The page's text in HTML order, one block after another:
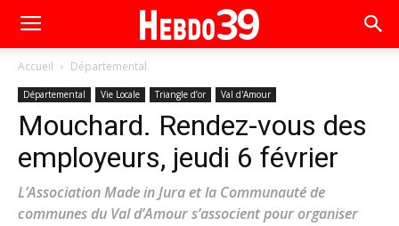
Accueil Départemental
Départemental Vie Locale Triangle d’or Val d'Amour
Mouchard. Rendez-vous des
employeurs, jeudi 6 février
L’Association Made in Jura et la Communauté de
communes du Val d’Amour s’associent pour organiser